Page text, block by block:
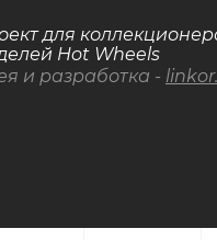
для
Hot Wheels
и разработка -